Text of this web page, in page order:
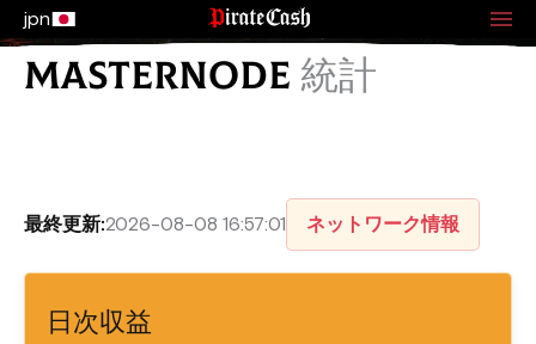
jpn
MASTERNODE 統計
最終更新:2026-08-08 16:57:01 ネットワーク情報
日次収益